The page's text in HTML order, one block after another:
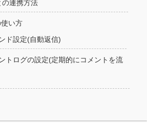
の連携方法
い方
ド設定(自動返信)
トログの設定(定期的にコメントを流